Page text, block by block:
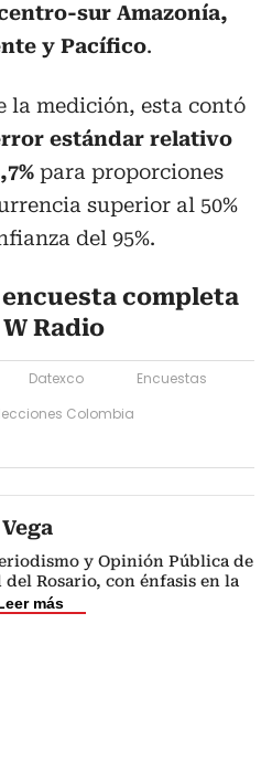
sur Amazonía,
y Pacífico.
la medición, esta contó
estándar relativo
para proporciones
superior al 50%
del 95%.
completa
Radio
Datexco
Encuestas
Colombia
y Opinión Pública de
Rosario, con énfasis en la
más